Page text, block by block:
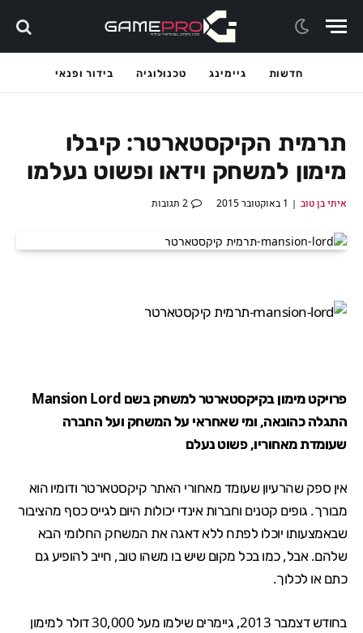
חדשות גיימינג טכנולוגיה בידור ופנאי
תרמית הקיקסטארטר: קיבלו
מימון למשחק וידאו ופשוט נעלמו
איתי בן טוב 1 באוקטובר 2015 2 תגובות
פרויקט מימון בקיקסטארטר למשחק בשם Mansion Lord
התגלה כהונאה, ומי שאחראי על המשחק ועל החברה
שעומדת מאחוריו, פשוט נעלם
אין ספק שהרעיון שעומד מאחורי האתר קיקסטארטר ודומיו הוא
מבורך. גופים קטנים וחברות אינדי יכולות היום לגייס כסף מהציבור
שבאמצעותו יוכלו לפתח ללא דאגה את המשחק החלומי הבא
שלהם. אבל, כמו בכל מקום שיש בו משהו טוב, חייב להופיע גם
כתם או לכלוך.
בחודש דצמבר 2013, גיימרים שילמו מעל 30,000 דולר למימון